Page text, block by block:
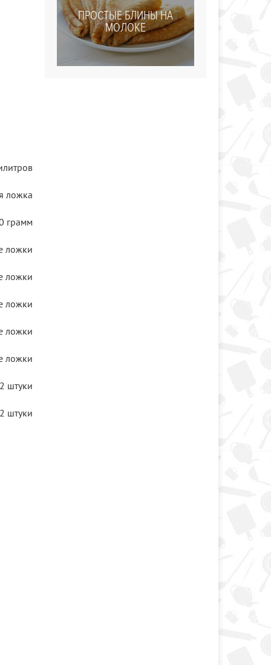
ложка
грамм
ложки
ложки
ложки
ложки
ложки
штуки
штуки
ПРОСТЫЕ БЛИНЫ НА
МОЛОКЕ